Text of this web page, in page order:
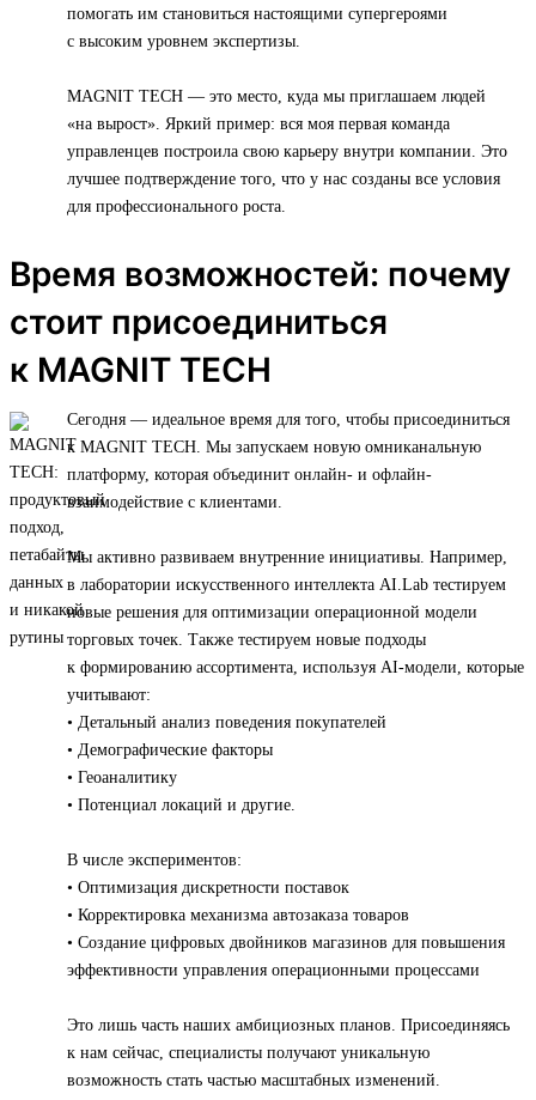
помогать им становиться настоящими супергероями
с высоким уровнем экспертизы.
MAGNIT TECH — это место, куда мы приглашаем людей
«на вырост». Яркий пример: вся моя первая команда
управленцев построила свою карьеру внутри компании. Это
лучшее подтверждение того, что у нас созданы все условия
для профессионального роста.
Время возможностей: почему
стоит присоединиться
к MAGNIT TECH
Сегодня — идеальное время для того, чтобы присоединиться
к MAGNIT TECH. Мы запускаем новую омниканальную
платформу, которая объединит онлайн- и офлайн-
взаимодействие с клиентами.
Мы активно развиваем внутренние инициативы. Например,
в лаборатории искусственного интеллекта AI.Lab тестируем
новые решения для оптимизации операционной модели
торговых точек. Также тестируем новые подходы
к формированию ассортимента, используя AI-модели, которые
учитывают:
• Детальный анализ поведения покупателей
• Демографические факторы
• Геоаналитику
• Потенциал локаций и другие.
В числе экспериментов:
• Оптимизация дискретности поставок
• Корректировка механизма автозаказа товаров
• Создание цифровых двойников магазинов для повышения
эффективности управления операционными процессами
Это лишь часть наших амбициозных планов. Присоединяясь
к нам сейчас, специалисты получают уникальную
возможность стать частью масштабных изменений.